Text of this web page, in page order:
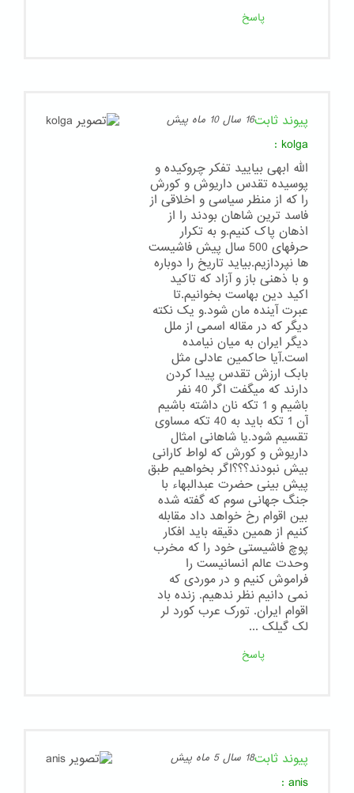
پاسخ
پیوند ثابت16 سال 10 ماه پیش
kolga
:
الله ابهی بیایید تفکر چروکیده و
پوسیده تقدس داریوش و کورش
را که از منظر سیاسی و اخلاقی از
فاسد ترین شاهان بودند را از
اذهان پاک کنیم.و به تکرار
حرفهای 500 سال پیش فاشیست
ها نپردازیم.بیاید تاریخ را دوباره
و با ذهنی باز و آزاد که تاکید
اکید دین بهاست بخوانیم.تا
عبرت آینده مان شود.و یک نکته
دیگر که در مقاله اسمی از ملل
دیگر ایران به میان نیامده
است.آیا حاکمین عادلی مثل
بابک ارزش تقدس پیدا کردن
دارند که میگفت اگر 40 نفر
باشیم و 1 تکه نان داشته باشیم
آن 1 تکه باید به 40 تکه مساوی
تقسیم شود.یا شاهانی امثال
داریوش و کورش که لواط کارانی
بیش نبودند؟؟؟اگر بخواهیم طبق
پیش بینی حضرت عبدالبهاء با
جنگ جهانی سوم که گفته شده
بین اقوام رخ خواهد داد مقابله
کنیم از همین دقیقه باید افکار
پوچ فاشیستی خود را که مخرب
وحدت عالم انسانیست را
فراموش کنیم و در موردی که
نمی دانیم نظر ندهیم. زنده باد
اقوام ایران. تورک عرب کورد لر
لک گیلک ...
پاسخ
پیوند ثابت18 سال 5 ماه پیش
anis
: